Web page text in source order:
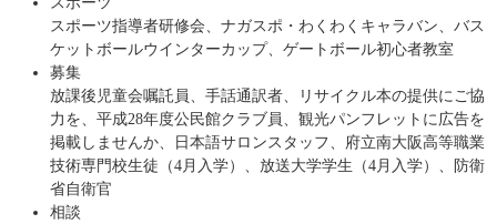
スポーツ指導者研修会、ナガスポ・わくわくキャラバン、バス
ケットボールウインターカップ、ゲートボール初心者教室
募集
放課後児童会嘱託員、手話通訳者、リサイクル本の提供にご協
力を、平成28年度公民館クラブ員、観光パンフレットに広告を
掲載しませんか、日本語サロンスタッフ、府立南大阪高等職業
技術専門校生徒（4月入学）、放送大学学生（4月入学）、防衛
省自衛官
相談